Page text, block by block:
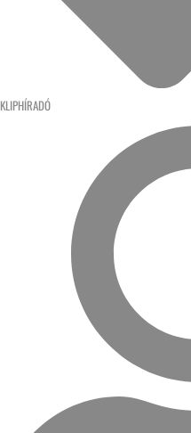
KLIPHÍRADÓ